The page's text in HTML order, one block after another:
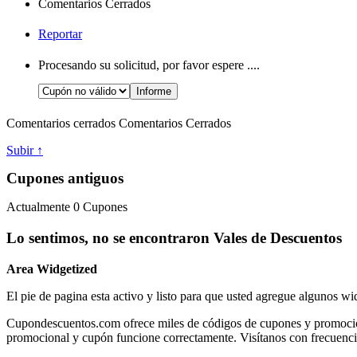
Comentarios Cerrados
Reportar
Procesando su solicitud, por favor espere ....
Comentarios cerrados Comentarios Cerrados
Subir ↑
Cupones antiguos
Actualmente 0 Cupones
Lo sentimos, no se encontraron Vales de Descuentos
Area Widgetized
El pie de pagina esta activo y listo para que usted agregue algunos
Cupondescuentos.com ofrece miles de códigos de cupones y
promocional y cupón funcione correctamente. Visítanos con